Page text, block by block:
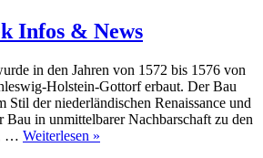
Infos & News
in den Jahren von 1572 bis 1576 von
Holstein-Gottorf erbaut. Der Bau
Stil der niederländischen Renaissance und
Bau in unmittelbarer Nachbarschaft zu den
… Weiterlesen »